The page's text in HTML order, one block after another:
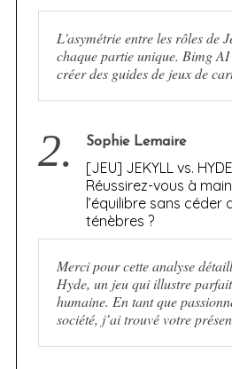
L'asymétrie entre les rôles de
chaque partie unique. Bimg
créer des guides de jeux de
2. Sophie Lemaire
[JEU] JEKYLL vs.
Réussirez-vous à
l’équilibre sans céder
ténèbres ?
Merci pour cette analyse
Hyde, un jeu qui illustre
humaine. En tant que
société, j’ai trouvé votre